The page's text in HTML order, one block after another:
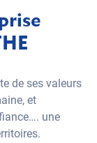
de ses valeurs
et
une